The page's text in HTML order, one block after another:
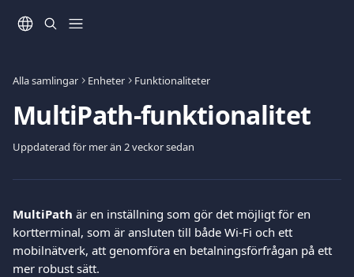
Alla samlingar Enheter Funktionaliteter
MultiPath-funktionalitet
Uppdaterad för mer än 2 veckor sedan
MultiPath är en inställning som gör det möjligt för en
kortterminal, som är ansluten till både Wi-Fi och ett
mobilnätverk, att genomföra en betalningsförfrågan på ett
mer robust sätt.